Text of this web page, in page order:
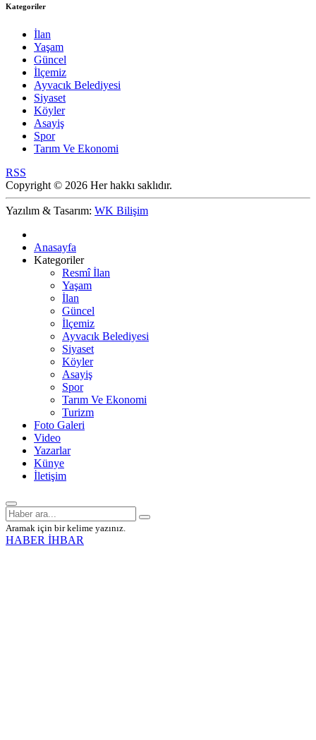
Kategoriler
İlan
Yaşam
Güncel
İlçemiz
Ayvacık Belediyesi
Siyaset
Köyler
Asayiş
Spor
Tarım Ve Ekonomi
RSS
Copyright © 2026 Her hakkı saklıdır.
Yazılım & Tasarım: WK Bilişim
Anasayfa
Kategoriler
Resmî İlan
Yaşam
İlan
Güncel
İlçemiz
Ayvacık Belediyesi
Siyaset
Köyler
Asayiş
Spor
Tarım Ve Ekonomi
Turizm
Foto Galeri
Video
Yazarlar
Künye
İletişim
Aramak için bir kelime yazınız.
HABER İHBAR